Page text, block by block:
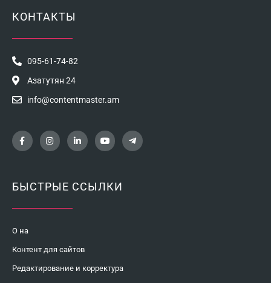
КОНТАКТЫ
095-61-74-82
Азатутян 24
info@contentmaster.am
БЫСТРЫЕ ССЫЛКИ
О на
Контент для сайтов
Редактирование и корректура